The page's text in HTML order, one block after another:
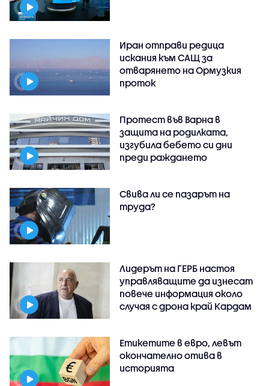
Иран отправи редица
искания към САЩ за
отварянето на Ормузкия
проток
Протест във Варна в
защита на родилката,
изгубила бебето си дни
преди раждането
Свива ли се пазарът на
труда?
Лидерът на ГЕРБ настоя
управляващите да изнесат
повече информация около
случая с дрона край Кардам
Етикетите в евро, левът
окончателно отива в
историята